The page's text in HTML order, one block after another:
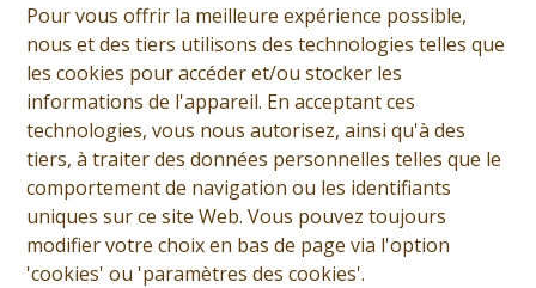
Pour vous offrir la meilleure expérience possible,
nous et des tiers utilisons des technologies telles que
les cookies pour accéder et/ou stocker les
informations de l'appareil. En acceptant ces
technologies, vous nous autorisez, ainsi qu'à des
tiers, à traiter des données personnelles telles que le
comportement de navigation ou les identifiants
uniques sur ce site Web. Vous pouvez toujours
modifier votre choix en bas de page via l'option
'cookies' ou 'paramètres des cookies'.
Parking / Garage une voiture
7340 Wasmes|Ref: 13399